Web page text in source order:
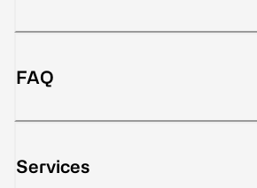
FAQ
Services